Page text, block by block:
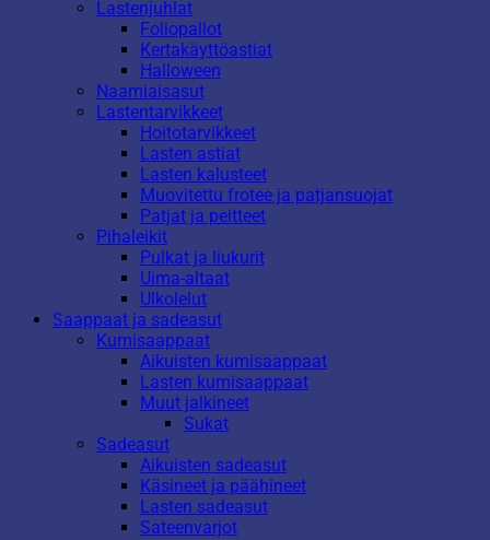
Lastenjuhlat
Foliopallot
Kertakäyttöastiat
Halloween
Naamiaisasut
Lastentarvikkeet
Hoitotarvikkeet
Lasten astiat
Lasten kalusteet
Muovitettu frotee ja patjansuojat
Patjat ja peitteet
Pihaleikit
Pulkat ja liukurit
Uima-altaat
Ulkolelut
Saappaat ja sadeasut
Kumisaappaat
Aikuisten kumisaappaat
Lasten kumisaappaat
Muut jalkineet
Sukat
Sadeasut
Aikuisten sadeasut
Käsineet ja päähineet
Lasten sadeasut
Sateenvarjot